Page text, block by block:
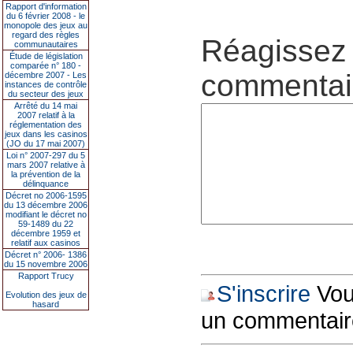
Rapport d'information
du 6 février 2008 - le
monopole des jeux au
regard des règles
communautaires
Étude de législation
comparée n° 180 -
décembre 2007 - Les
instances de contrôle
du secteur des jeux
Arrêté du 14 mai
2007 relatif à la
réglementation des
jeux dans les casinos
(JO du 17 mai 2007)
Loi n° 2007-297 du 5
mars 2007 relative à
la prévention de la
délinquance
Décret no 2006-1595
du 13 décembre 2006
modifiant le décret no
59-1489 du 22
décembre 1959 et
relatif aux casinos
Décret n° 2006- 1386
du 15 novembre 2006
Rapport Trucy
Evolution des jeux de
hasard
S'inscrire
un